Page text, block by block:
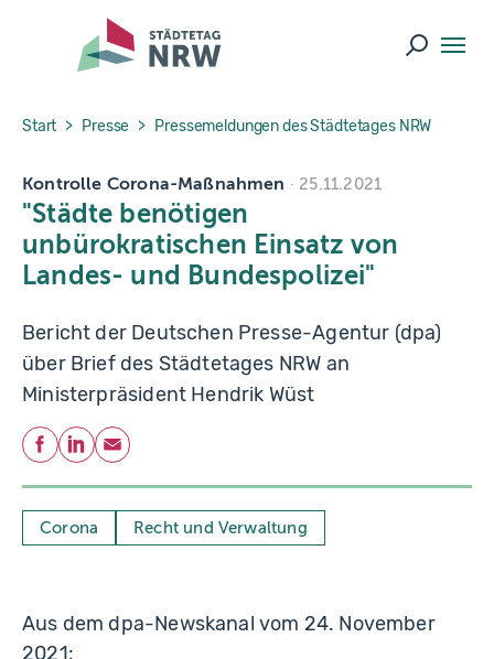
Skip to main navigation
Skip to main content
Skip to page footer
Suche
You are here:
Start Presse Pressemeldungen des Städtetages NRW
Kontrolle Corona-Maßnahmen 25.11.2021
"Städte benötigen
unbürokratischen Einsatz von
Landes- und Bundespolizei"
Bericht der Deutschen Presse-Agentur (dpa)
über Brief des Städtetages NRW an
Ministerpräsident Hendrik Wüst
Teilen
Facebook
LinkedIn
E-Mail
Corona Recht und Verwaltung
Aus dem dpa-Newskanal vom 24. November
2021: